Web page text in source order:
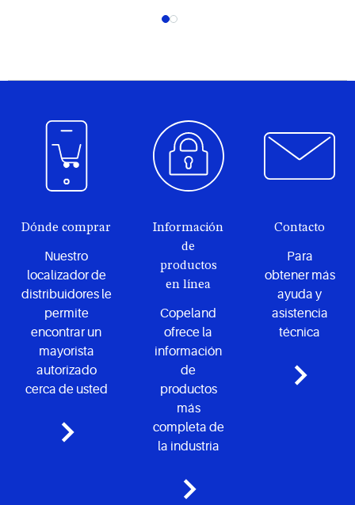
Dónde comprar
Nuestro
localizador de
distribuidores le
permite
encontrar un
mayorista
autorizado
cerca de usted
Información
de
productos
en línea
Copeland
ofrece la
información
de
productos
más
completa de
la industria
Contacto
Para
obtener más
ayuda y
asistencia
técnica